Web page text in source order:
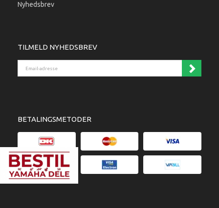
Nyhedsbrev
TILMELD NYHEDSBREV
BETALINGSMETODER